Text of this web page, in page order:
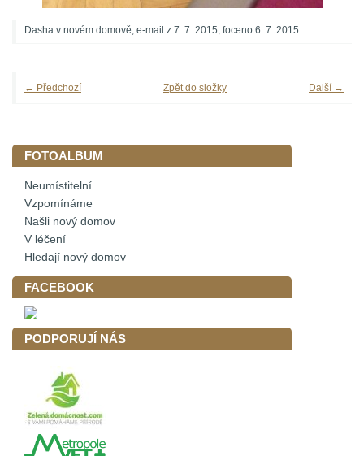
Dasha v novém domově, e-mail z 7. 7. 2015, foceno 6. 7. 2015
← Předchozí Další →
Zpět do složky
FOTOALBUM
Neumístitelní
Vzpomínáme
Našli nový domov
V léčení
Hledají nový domov
FACEBOOK
PODPORUJÍ NÁS